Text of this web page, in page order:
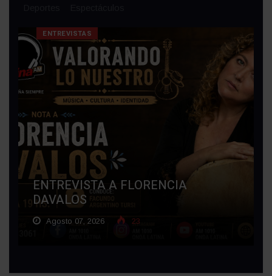
ENTREVISTAS
ENTREVISTA A FLORENCIA
DAVALOS
Agosto 07, 2026 23